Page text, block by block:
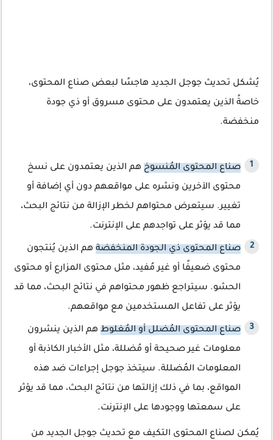
يُشكل تحديث جوجل الجديد هاجسًا لبعض صناع المحتوى،
خاصةً الذين يعتمدون على محتوى مسروق أو ذي جودة
منخفضة.
صناع المحتوى المُنسوخ هم الذين يعتمدون على نسخ
محتوى الآخرين ونشره على مواقعهم دون أي إضافة أو
تغيير. سيتعرض محتواهم لخطر الإزالة من نتائج البحث،
مما قد يؤثر على تواجدهم على الإنترنت.
صناع المحتوى ذي الجودة المنخفضة هم الذين يُنتجون
محتوى ضعيفًا أو غير مُفيد، مثل محتوى المزارع أو محتوى
الحشو. سيتراجع ظهور محتواهم في نتائج البحث، مما قد
يؤثر على تفاعل المستخدمين مع مواقعهم.
صناع المحتوى المُضلل أو المُغلوط هم الذين ينشرون
معلومات غير صحيحة أو مُضللة، مثل الأخبار الكاذبة أو
المعلومات المُضللة. سيتخذ جوجل إجراءات ضد هذه
المواقع، بما في ذلك إزالتها من نتائج البحث، مما قد يؤثر
على سمعتها ووجودها على الإنترنت.
يُمكن لصناع المحتوى التكيف مع تحديث جوجل الجديد من